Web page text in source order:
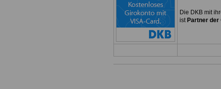
Die DKB mit
ist Partner der